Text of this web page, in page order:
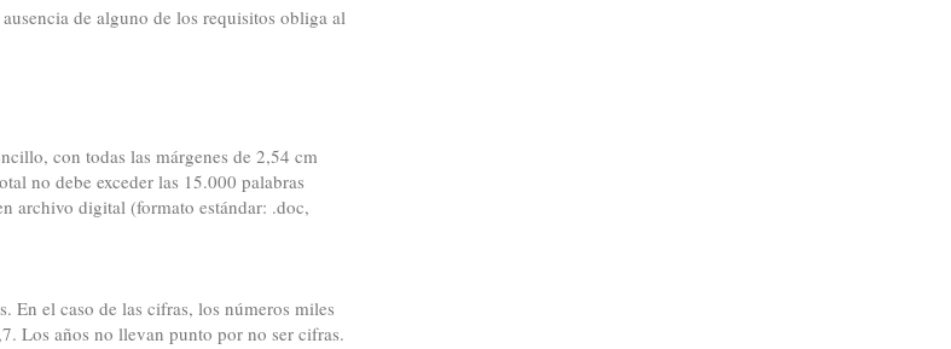
de alguno de los requisitos obliga al
con todas las márgenes de 2,54 cm
no debe exceder las 15.000 palabras
archivo digital (formato estándar: .doc,
En el caso de las cifras, los números miles
Los años no llevan punto por no ser cifras.